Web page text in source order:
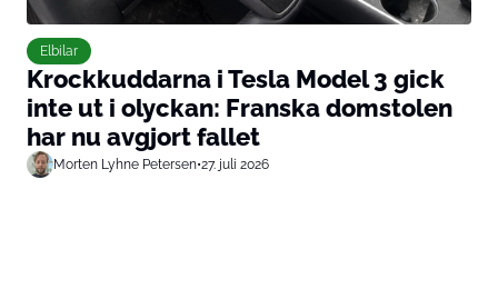
Elbilar
Krockkuddarna i Tesla Model 3 gick
inte ut i olyckan: Franska domstolen
har nu avgjort fallet
Morten Lyhne Petersen•27. juli 2026